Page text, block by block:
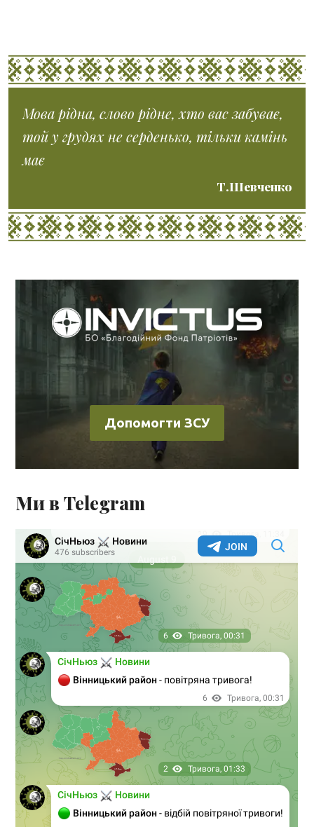
Мова рідна, слово рідне, хто вас забуває,
той у грудях не серденько, тільки камінь
має
Т.Шевченко
Допомогти ЗСУ
Ми в Telegram